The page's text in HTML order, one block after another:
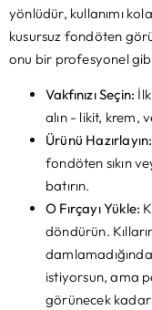
yönlüdür, kullanımı
kusursuz fondöten
onu bir profesyonel gibi
Vakfınızı Seçin:
alın - likit, krem,
Ürünü Hazırlayın:
fondöten sıkın
batırın.
O Fırçayı Yükle:
döndürün.
istiyorsun, ama
görünecek